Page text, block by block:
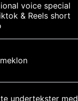
voice special
& Reels short
undertekster med